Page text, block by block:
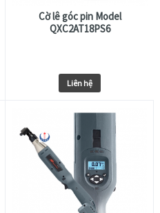
Cờ lê góc pin Model
QXC2AT18PS6
Liên hệ